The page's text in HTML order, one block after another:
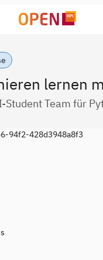
lernen
Student Team für
94f2-428d3948a8f3